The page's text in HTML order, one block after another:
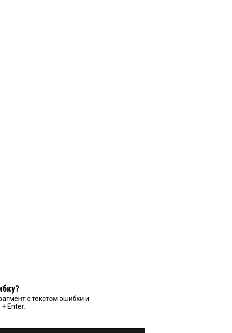
с текстом ошибки и
Enter.